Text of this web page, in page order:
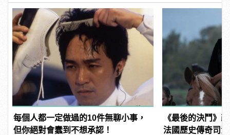
每個人都一定做過的10件無聊小事，
但你絕對會蠢到不想承認！
《最後的決鬥》
法國歷史傳奇司